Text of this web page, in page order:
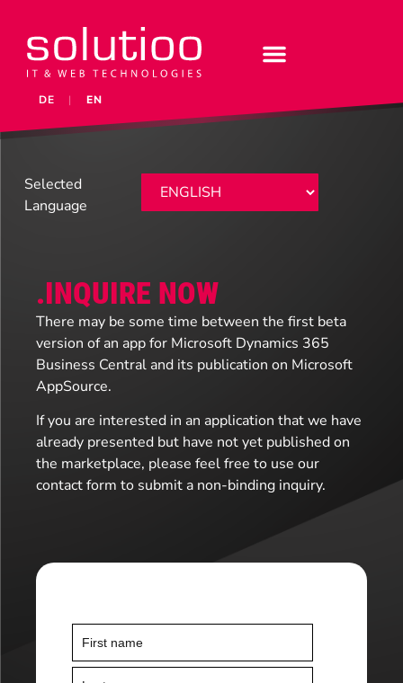
DE | EN
Selected
Language
.INQUIRE NOW
There may be some time between the first beta
version of an app for Microsoft Dynamics 365
Business Central and its publication on Microsoft
AppSource.
If you are interested in an application that we have
already presented but have not yet published on
the marketplace, please feel free to use our
contact form to submit a non-binding inquiry.